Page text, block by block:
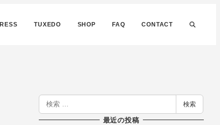
TUXEDO SHOP FAQ CONTACT
検
索
検索
最近の投稿